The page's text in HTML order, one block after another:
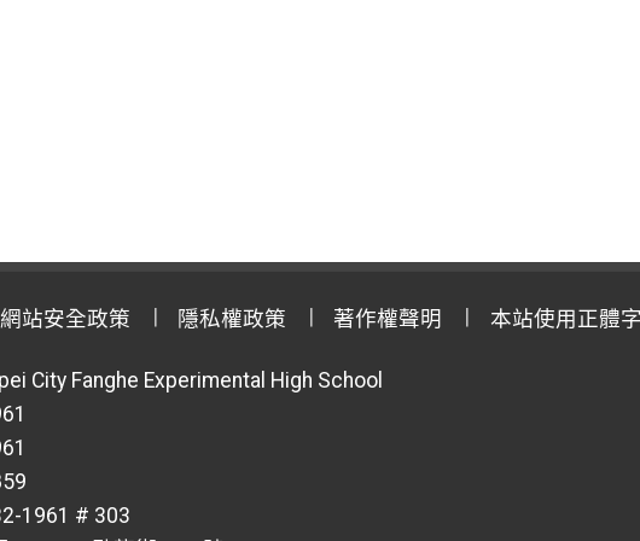
網站安全政策 隱私權政策 著作權聲明 本站使用正體
City Fanghe Experimental High School
1961 # 303